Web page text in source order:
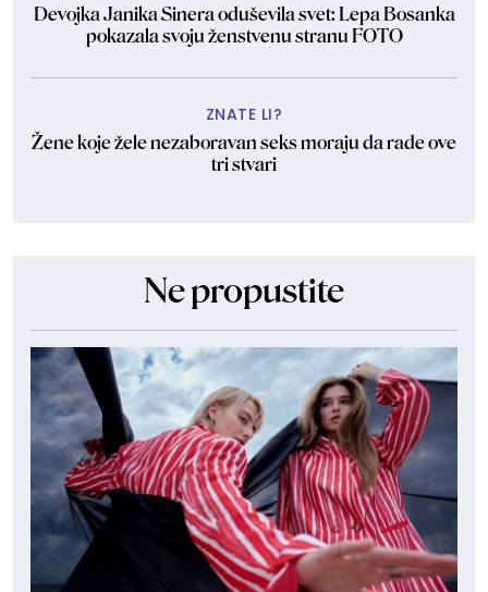
Devojka Janika Sinera oduševila svet: Lepa Bosanka
pokazala svoju ženstvenu stranu FOTO
ZNATE LI?
Žene koje žele nezaboravan seks moraju da rade ove
tri stvari
Ne propustite